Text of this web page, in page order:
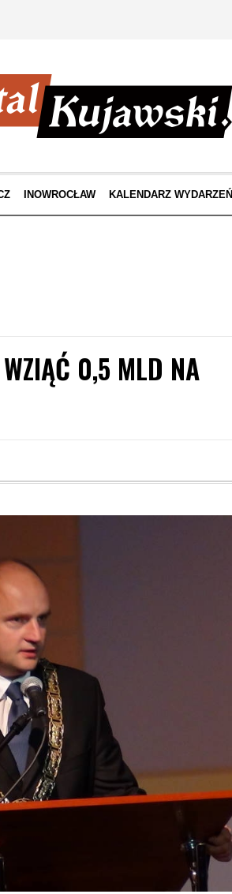
INOWROCŁAW KALENDARZ WYDARZEŃ
0,5 MLD NA